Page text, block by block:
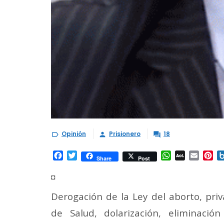
 Opinión  Prisionero  18
Facebook
TwitterShare Post WhatsApp
AOL Email
◘
Derogación de la Ley del aborto,
de Salud, dolarización,